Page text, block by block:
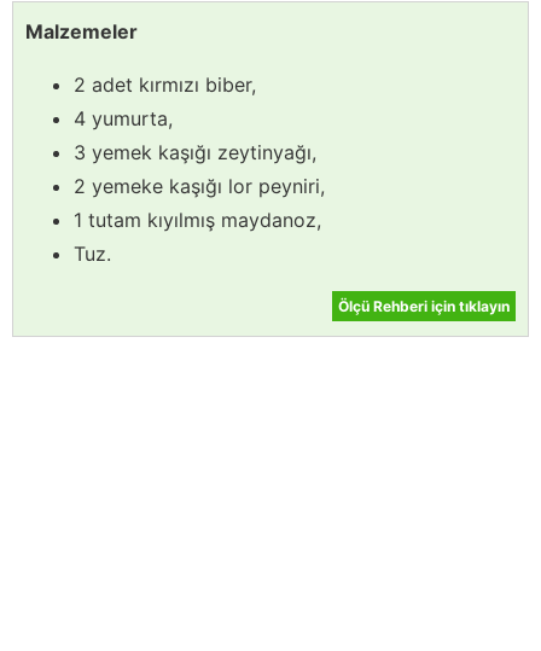
Malzemeler
2 adet kırmızı biber,
4 yumurta,
3 yemek kaşığı zeytinyağı,
2 yemeke kaşığı lor peyniri,
1 tutam kıyılmış maydanoz,
Tuz.
Ölçü Rehberi için tıklayın